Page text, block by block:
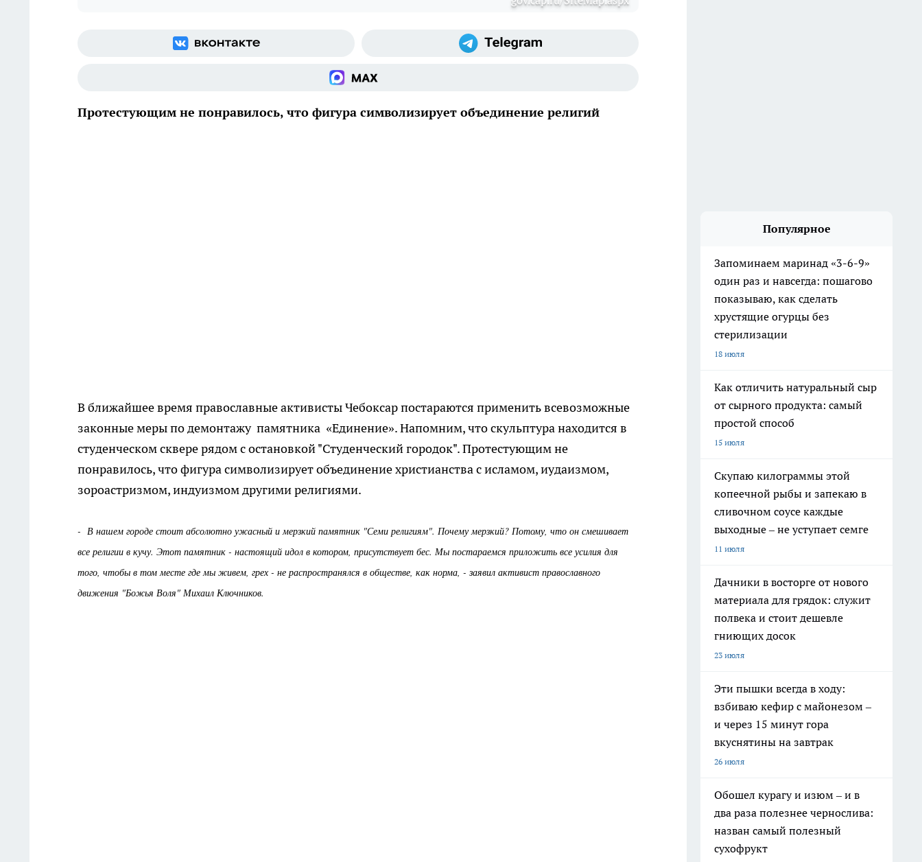
Протестующим не понравилось, что фигура символизирует объединение религий
В ближайшее время православные активисты Чебоксар постараются применить всевозможные
законные меры по демонтажу памятника «Единение». Напомним, что скульптура находится в
студенческом сквере рядом с остановкой "Студенческий городок". Протестующим не
понравилось, что фигура символизирует объединение христианства с исламом, иудаизмом,
зороастризмом, индуизмом другими религиями.
- В нашем городе стоит абсолютно ужасный и мерзкий памятник "Семи религиям". Почему мерзкий? Потому, что он смешивает
все религии в кучу. Этот памятник - настоящий идол в котором, присутствует бес. Мы постараемся приложить все усилия для
того, чтобы в том месте где мы живем, грех - не распространялся в обществе, как норма, - заявил активист православного
движения "Божья Воля" Михаил Ключников.
Популярное
Запоминаем маринад «3-6-9»
один раз и навсегда: пошагово
показываю, как сделать
хрустящие огурцы без
стерилизации
18 июля
Как отличить натуральный сыр
от сырного продукта: самый
простой способ
15 июля
Скупаю килограммы этой
копеечной рыбы и запекаю в
сливочном соусе каждые
выходные – не уступает семге
11 июля
Дачники в восторге от нового
материала для грядок: служит
полвека и стоит дешевле
гниющих досок
23 июля
Эти пышки всегда в ходу:
взбиваю кефир с майонезом –
и через 15 минут гора
вкуснятины на завтрак
26 июля
Обошел курагу и изюм – и в
два раза полезнее чернослива:
назван самый полезный
сухофрукт